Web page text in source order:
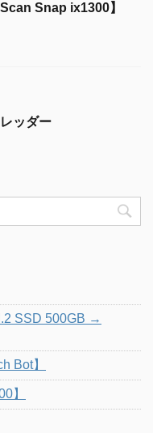
Snap ix1300】
ッダー
SSD 500GB →
Bot】
】